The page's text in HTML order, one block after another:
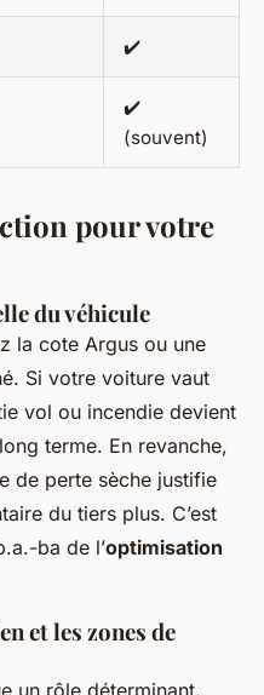
✔️
✔️
(souvent)
pour votre
du véhicule
la cote Argus ou une
Si votre voiture vaut
vol ou incendie devient
terme. En revanche,
de perte sèche justifie
du tiers plus. C’est
ba de l’optimisation
et les zones de